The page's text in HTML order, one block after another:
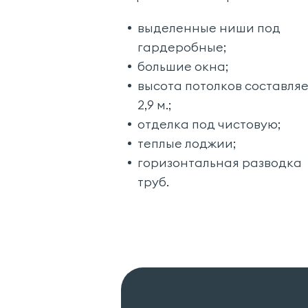
выделенные ниши под
гардеробные;
большие окна;
высота потолков
2,9 м.;
отделка под чистовую;
теплые лоджии;
горизонтальная разводка
труб.